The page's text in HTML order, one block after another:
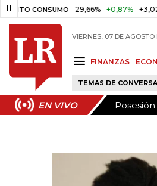
29,66% +0,87% +3,02%
VIERNES, 07 DE
FINANZAS
TEMAS DE
EN VIVO
EN VIVO